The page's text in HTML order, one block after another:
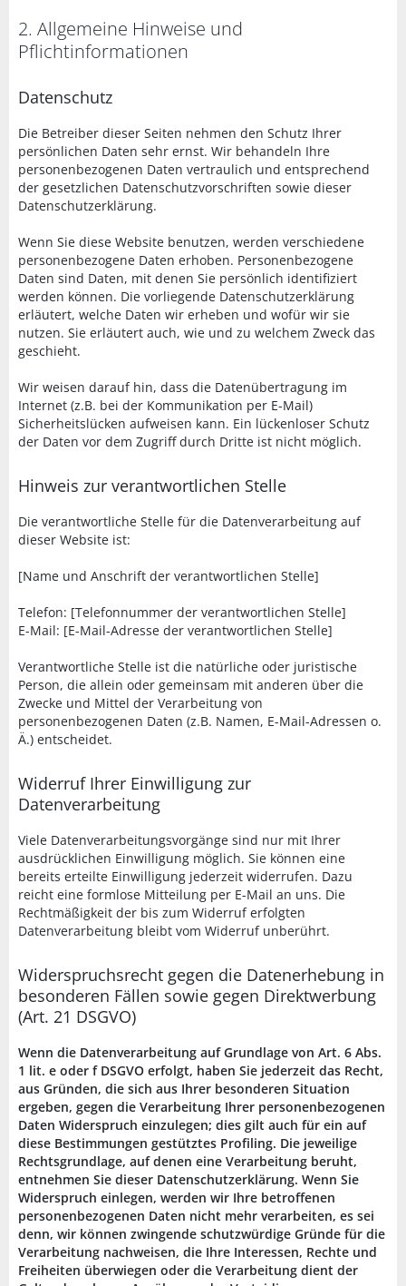
2. Allgemeine Hinweise und
Pflichtinformationen
Datenschutz
Die Betreiber dieser Seiten nehmen den Schutz Ihrer
persönlichen Daten sehr ernst. Wir behandeln Ihre
personenbezogenen Daten vertraulich und entsprechend
der gesetzlichen Datenschutzvorschriften sowie dieser
Datenschutzerklärung.
Wenn Sie diese Website benutzen, werden verschiedene
personenbezogene Daten erhoben. Personenbezogene
Daten sind Daten, mit denen Sie persönlich identifiziert
werden können. Die vorliegende Datenschutzerklärung
erläutert, welche Daten wir erheben und wofür wir sie
nutzen. Sie erläutert auch, wie und zu welchem Zweck das
geschieht.
Wir weisen darauf hin, dass die Datenübertragung im
Internet (z.B. bei der Kommunikation per E-Mail)
Sicherheitslücken aufweisen kann. Ein lückenloser Schutz
der Daten vor dem Zugriff durch Dritte ist nicht möglich.
Hinweis zur verantwortlichen Stelle
Die verantwortliche Stelle für die Datenverarbeitung auf
dieser Website ist:
[Name und Anschrift der verantwortlichen Stelle]
Telefon: [Telefonnummer der verantwortlichen Stelle]
E-Mail: [E-Mail-Adresse der verantwortlichen Stelle]
Verantwortliche Stelle ist die natürliche oder juristische
Person, die allein oder gemeinsam mit anderen über die
Zwecke und Mittel der Verarbeitung von
personenbezogenen Daten (z.B. Namen, E-Mail-Adressen o.
Ä.) entscheidet.
Widerruf Ihrer Einwilligung zur
Datenverarbeitung
Viele Datenverarbeitungsvorgänge sind nur mit Ihrer
ausdrücklichen Einwilligung möglich. Sie können eine
bereits erteilte Einwilligung jederzeit widerrufen. Dazu
reicht eine formlose Mitteilung per E-Mail an uns. Die
Rechtmäßigkeit der bis zum Widerruf erfolgten
Datenverarbeitung bleibt vom Widerruf unberührt.
Widerspruchsrecht gegen die Datenerhebung in
besonderen Fällen sowie gegen Direktwerbung
(Art. 21 DSGVO)
Wenn die Datenverarbeitung auf Grundlage von Art. 6 Abs.
1 lit. e oder f DSGVO erfolgt, haben Sie jederzeit das Recht,
aus Gründen, die sich aus Ihrer besonderen Situation
ergeben, gegen die Verarbeitung Ihrer personenbezogenen
Daten Widerspruch einzulegen; dies gilt auch für ein auf
diese Bestimmungen gestütztes Profiling. Die jeweilige
Rechtsgrundlage, auf denen eine Verarbeitung beruht,
entnehmen Sie dieser Datenschutzerklärung. Wenn Sie
Widerspruch einlegen, werden wir Ihre betroffenen
personenbezogenen Daten nicht mehr verarbeiten, es sei
denn, wir können zwingende schutzwürdige Gründe für die
Verarbeitung nachweisen, die Ihre Interessen, Rechte und
Freiheiten überwiegen oder die Verarbeitung dient der